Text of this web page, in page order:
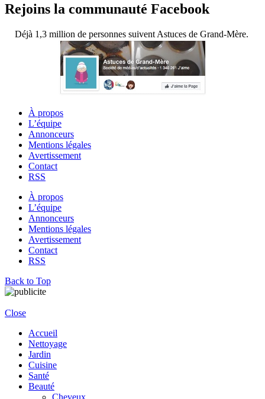
Rejoins la communauté Facebook
Déjà 1,3 million de personnes suivent Astuces de Grand-Mère.
À propos
L’équipe
Annonceurs
Mentions légales
Avertissement
Contact
RSS
À propos
L’équipe
Annonceurs
Mentions légales
Avertissement
Contact
RSS
Back to Top
Close
Accueil
Nettoyage
Jardin
Cuisine
Santé
Beauté
Cheveux